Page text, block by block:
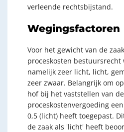
verleende rechtsbijstand.
Wegingsfactoren
Voor het gewicht van de
proceskosten bestuursrecht
namelijk zeer licht, licht,
zeer zwaar. Belangrijk om
hof bij het vaststellen van de
proceskostenvergoeding
0,5 (licht) heeft toegepast.
de zaak als 'licht' heeft